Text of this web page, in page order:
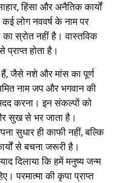
हिंसा और अनैतिक कार्यों
लोग नववर्ष के नाम पर
स्रोत नहीं है। वास्तविक
होता है।
जैसे नशे और मांस का पूर्ण
नाम जप और भगवान की
करना। इन संकल्पों को
सुख से भर जाता है।
सुधार ही काफी नहीं, बल्कि
से बचना जरूरी है।
दिलाया कि हमें मनुष्य जन्म
परमात्मा की कृपा प्राप्त